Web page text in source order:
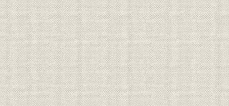
第2節 日本アイ・ビー・エムの経営発展
第3節 システム/360の発表
第4節 コンピューター利用の高度化
第5節 業種別営業組織と天城ホームステッド
第6節 システム/360の国産化と藤沢工場